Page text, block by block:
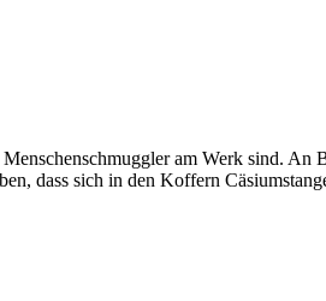
am Werk sind.
dass sich in den Koffern